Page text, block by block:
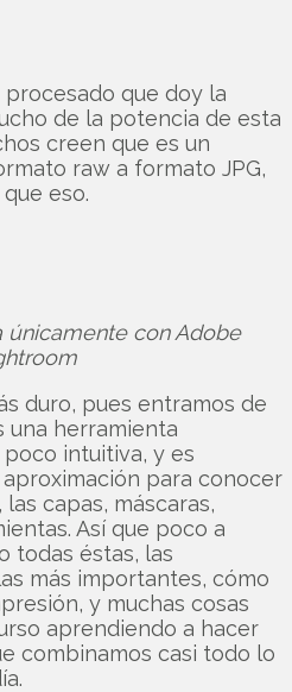
que doy la
de la potencia de esta
creen que es un
raw a formato JPG,
eso.
únicamente con Adobe
duro, pues entramos de
una herramienta
intuitiva, y es
para conocer
capas, máscaras,
Así que poco a
todas éstas, las
más importantes, cómo
y muchas cosas
aprendiendo a hacer
combinamos casi todo lo